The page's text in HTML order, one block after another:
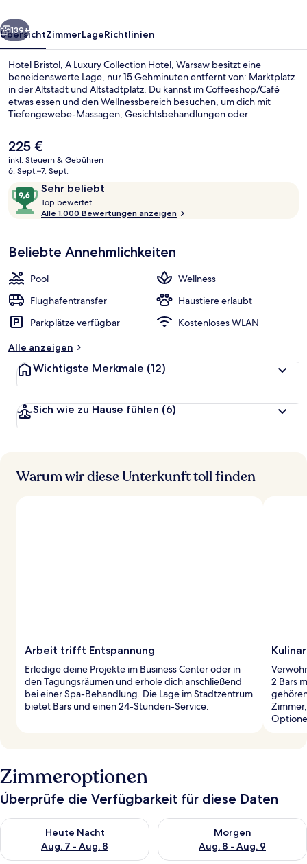
Warsaw
Weiter
139+
ÜbersichtZimmerLageRichtlinien
Hotel Bristol, A Luxury Collection Hotel, Warsaw besitzt eine
beneidenswerte Lage, nur 15 Gehminuten entfernt von: Marktplatz
in der Altstadt und Altstadtplatz. Du kannst im Coffeeshop/Café
etwas essen und den Wellnessbereich besuchen, um dich mit
Tiefengewebe-Massagen, Gesichtsbehandlungen oder
dieses Hotel im luxuriösen Stil 2 Bars/Lounges, einen Innenpool und
einen rund um die Uhr geöffneten Fitnessbereich. Andere Reisende
lieben das hilfsbereite Personal. Die öffentlichen Verkehrsmittel sind
nur einen kurzen Fußmarsch entfernt: Zur Station Nowy Świat-
Uniwersytet sind es 9 Minuten und zur Straßenbahnhaltestelle
Królewska 05 10 Minuten.
Der
aktuelle
Preis
225 €.
225 €
inkl. Steuern & Gebühren
6. Sept.–7. Sept.
Bewertungen
Sehr beliebt
9,6
von
10,
beliebt
Top bewertet
o
b
r
e
Alle 1.000 Bewertungen anzeigen
Beliebte Annehmlichkeiten
Pool
Wellness
Flughafentransfer
Haustiere erlaubt
Parkplätze verfügbar
Kostenloses WLAN
Alle anzeigen
Wichtigste Merkmale (12)
Sich wie zu Hause fühlen (6)
Warum wir diese Unterkunft toll finden
Arbeit trifft Entspannung
Erledige deine Projekte im Business Center oder in
den Tagungsräumen und erhole dich anschließend
bei einer Spa-Behandlung. Die Lage im Stadtzentrum
bietet Bars und einen 24-Stunden-Service.
2 Bars
Zimmeroptionen
Überprüfe die Verfügbarkeit für diese Daten
Heute Nacht
Aug. 7 - Aug. 8
Überprüfe die Verfügbarkeit für heute Nacht, Aug. 7 - Aug. 8.
Morgen
Aug. 8 - Aug. 9
Überprüfe die Verfügbarkeit